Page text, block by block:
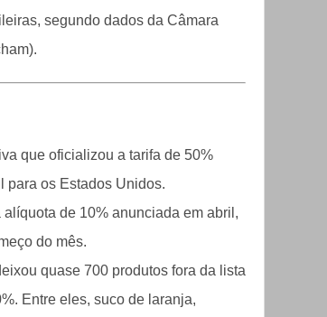
segundo dados da Câmara
que oficializou a tarifa de 50%
para os Estados Unidos.
de 10% anunciada em abril,
do mês.
quase 700 produtos fora da lista
Entre eles, suco de laranja,